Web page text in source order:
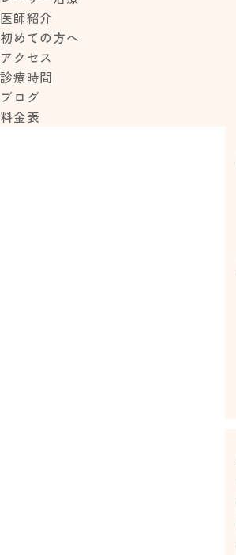
医師紹介
初めての方へ
アクセス
診療時間
ブログ
料金表